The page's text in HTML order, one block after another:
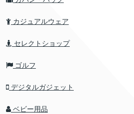
カジュアルウェア
セレクトショップ
ゴルフ
デジタルガジェット
ベビー用品